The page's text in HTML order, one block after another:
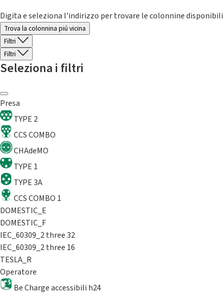
Digita e seleziona l'indirizzo per trovare le colonnine disponibili
Trova la colonnina piú vicina
Filtri
Filtri
Seleziona i filtri
Presa
TYPE 2
CCS COMBO
CHAdeMO
TYPE 1
TYPE 3A
CCS COMBO 1
DOMESTIC_E
DOMESTIC_F
IEC_60309_2 three 32
IEC_60309_2 three 16
TESLA_R
Operatore
Be Charge accessibili h24